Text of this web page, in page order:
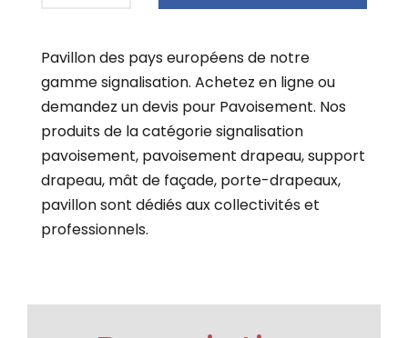
Pavillon des pays européens de notre
gamme signalisation. Achetez en ligne ou
demandez un devis pour Pavoisement. Nos
produits de la catégorie signalisation
pavoisement, pavoisement drapeau, support
drapeau, mât de façade, porte-drapeaux,
pavillon sont dédiés aux collectivités et
professionnels.